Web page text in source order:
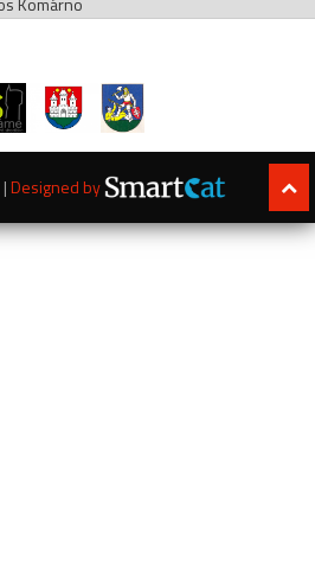
|Designed by